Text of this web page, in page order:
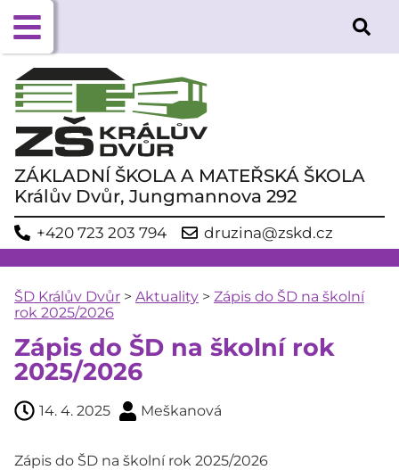
ZÁKLADNÍ ŠKOLA A MATEŘSKÁ ŠKOLA
Králův Dvůr, Jungmannova 292
+420 723 203 794 druzina@zskd.cz
ŠD Králův Dvůr > Aktuality > Zápis do ŠD na školní
rok 2025/2026
Zápis do ŠD na školní rok
2025/2026
14. 4. 2025 Meškanová
Zápis do ŠD na školní rok 2025/2026